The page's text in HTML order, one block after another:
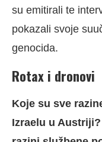
su emitirali te
pokazali svoje
genocida.
Rotax i dronovi
Koje su sve
Izraelu u